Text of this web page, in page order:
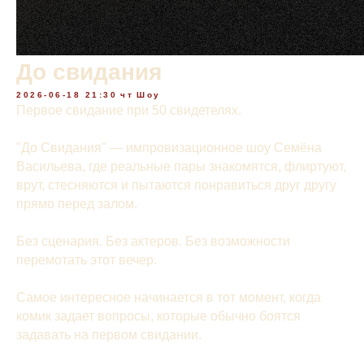
До свидания
2026-06-18 21:30 чт Шоу
Первое свидание при 50 свидетелях.
"До Свидания" — импровизационное шоу Семёна
Васильева, где реальные пары знакомятся, флиртуют,
врут, стесняются и пытаются понравиться друг другу
прямо перед залом.
Без сценария. Без актеров. Без возможности
перемотать этот вечер.
Самое интересное начинается в тот момент, когда
комик задает вопросы, которые обычно боятся
задавать на первом свидании.